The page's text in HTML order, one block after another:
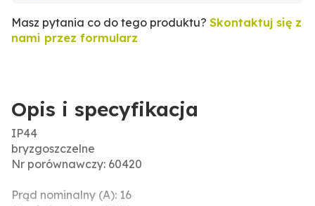
Masz pytania co do tego produktu? Skontaktuj się z
nami przez formularz
Opis i specyfikacja
IP44
bryzgoszczelne
Nr porównawczy: 60420
Prąd nominalny (A): 16